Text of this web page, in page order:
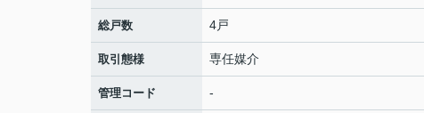
総戸数 4戸
取引態様 専任媒介
管理コード -